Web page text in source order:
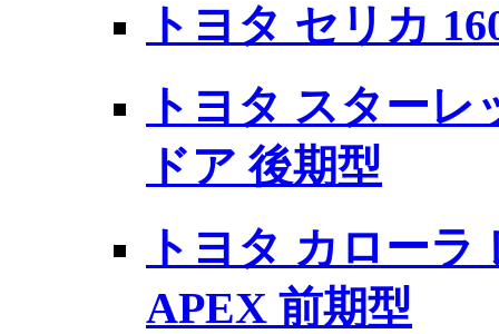
トヨタ セリカ
トヨタ スターレ
ドア 後期型
トヨタ カロー
APEX 前期型